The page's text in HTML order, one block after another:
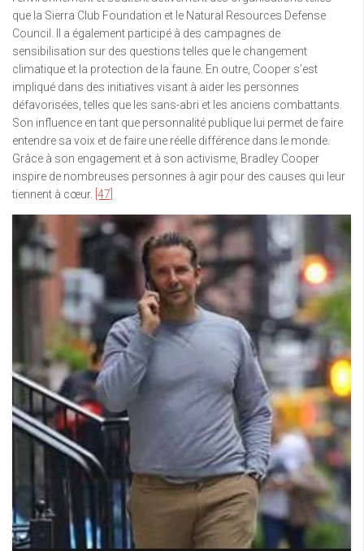
que la Sierra Club Foundation et le Natural Resources Defense
Council. Il a également participé à des campagnes de
sensibilisation sur des questions telles que le changement
climatique et la protection de la faune. En outre, Cooper s’est
impliqué dans des initiatives visant à aider les personnes
défavorisées, telles que les sans-abri et les anciens combattants.
Son influence en tant que personnalité publique lui permet de faire
entendre sa voix et de faire une réelle différence dans le monde.
Grâce à son engagement et à son activisme, Bradley Cooper
inspire de nombreuses personnes à agir pour des causes qui leur
tiennent à cœur. [47]